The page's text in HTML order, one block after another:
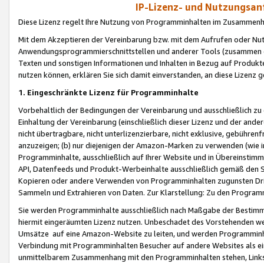
IP-Lizenz- und
Diese Lizenz regelt Ihre Nutzung von Programminhalten im
Mit dem Akzeptieren der Vereinbarung bzw. mit dem Aufrufen oder
Anwendungsprogrammierschnittstellen und anderer Tools (zusammen
Texten und sonstigen Informationen und Inhalten in Bezug auf
nutzen können, erklären Sie sich damit einverstanden, an diese Lizenz
1. Eingeschränkte Lizenz für Programminhalte
Vorbehaltlich der Bedingungen der Vereinbarung und ausschließlich
Einhaltung der Vereinbarung (einschließlich dieser Lizenz und der
nicht übertragbare, nicht unterlizenzierbare, nicht exklusive,
anzuzeigen; (b) nur diejenigen der Amazon-Marken zu verwenden
Programminhalte, ausschließlich auf Ihrer Website und in
API, Datenfeeds und Produkt-Werbeinhalte ausschließlich gemäß
Kopieren oder andere Verwenden von Programminhalten zugunsten
Sammeln und Extrahieren von Daten. Zur Klarstellung: Zu den
Sie werden Programminhalte ausschließlich nach Maßgabe der
hiermit eingeräumten Lizenz nutzen. Unbeschadet des Vorstehenden
Umsätze auf eine Amazon-Website zu leiten, und werden
Verbindung mit Programminhalten Besucher auf andere Websites als
unmittelbarem Zusammenhang mit den Programminhalten stehen,